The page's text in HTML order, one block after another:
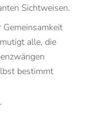
Sichtweisen.
alle, die
bestimmt